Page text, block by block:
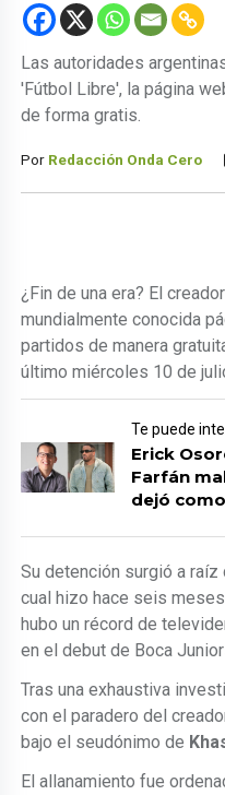
Las autoridades
'Fútbol Libre', la página
de forma gratis.
Por Redacción Onda Cero
¿Fin de una era? El
mundialmente conocida
partidos de manera
último miércoles 10 de
Te puede
Erick
Farfán
dejó
Su detención surgió a raíz
cual hizo hace seis
hubo un récord de
en el debut de Boca
Tras una exhaustiva
con el paradero del
bajo el seudónimo de
El allanamiento fue